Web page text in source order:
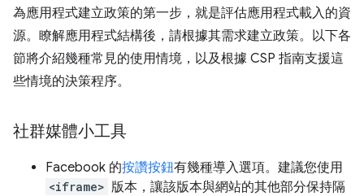
為應用程式建立政策的第一步，就是評估應用程式載入的資
源。瞭解應用程式結構後，請根據其需求建立政策。以下各
節將介紹幾種常見的使用情境，以及根據 CSP 指南支援這
些情境的決策程序。
社群媒體小工具
Facebook 的按讚按鈕有幾種導入選項。建議您使用
<iframe> 版本，讓該版本與網站的其他部分保持隔